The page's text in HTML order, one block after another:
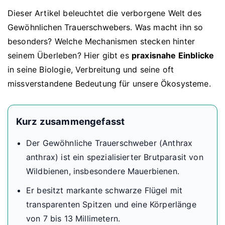
Dieser Artikel beleuchtet die verborgene Welt des
Gewöhnlichen Trauerschwebers. Was macht ihn so
besonders? Welche Mechanismen stecken hinter
seinem Überleben? Hier gibt es praxisnahe Einblicke
in seine Biologie, Verbreitung und seine oft
missverstandene Bedeutung für unsere Ökosysteme.
Kurz zusammengefasst
Der Gewöhnliche Trauerschweber (Anthrax
anthrax) ist ein spezialisierter Brutparasit von
Wildbienen, insbesondere Mauerbienen.
Er besitzt markante schwarze Flügel mit
transparenten Spitzen und eine Körperlänge
von 7 bis 13 Millimetern.